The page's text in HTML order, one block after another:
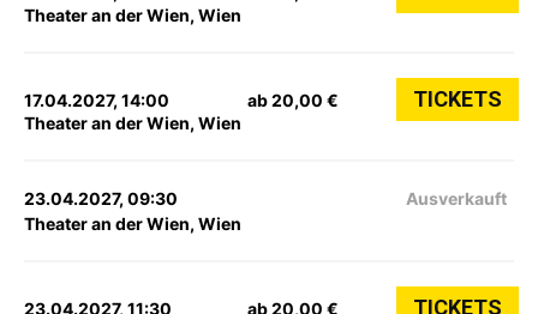
Theater an der Wien, Wien
17.04.2027, 14:00
Theater an der Wien, Wien
ab 20,00 € TICKETS
23.04.2027, 09:30
Theater an der Wien, Wien
Ausverkauft
23.04.2027, 11:30
ab 20,00 € TICKETS